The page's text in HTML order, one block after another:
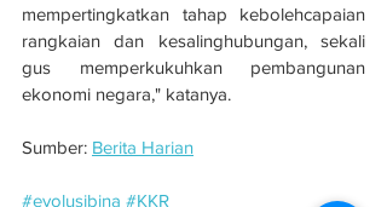
mempertingkatkan tahap kebolehcapaian
rangkaian dan kesalinghubungan, sekali
gus memperkukuhkan pembangunan
ekonomi negara," katanya.
Sumber: Berita Harian
#evolusibina #KKR